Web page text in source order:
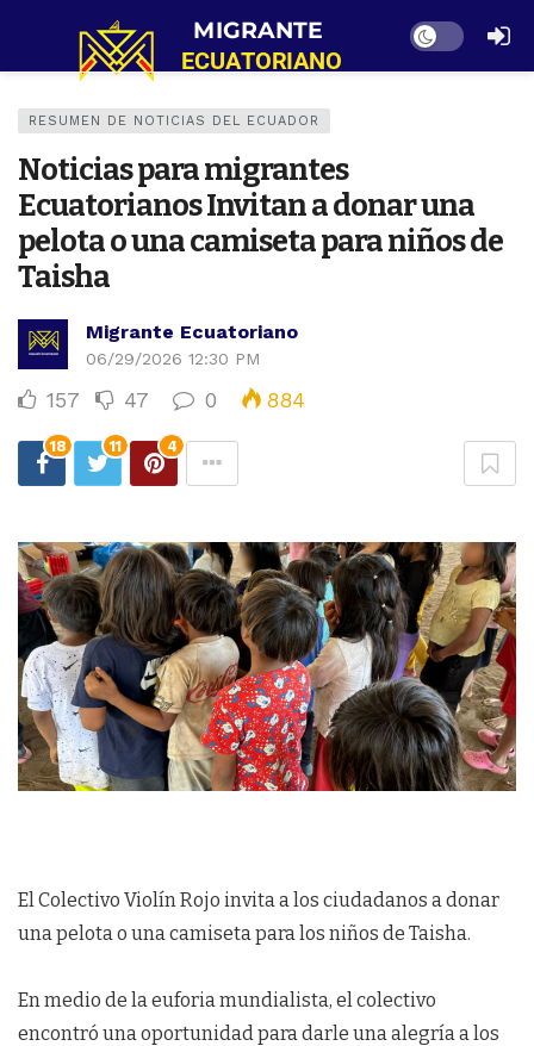
Dark mode
RESUMEN DE NOTICIAS DEL ECUADOR
Noticias para migrantes
Ecuatorianos Invitan a donar una
pelota o una camiseta para niños de
Taisha
Migrante Ecuatoriano
06/29/2026 12:30 PM
157 47 0 884
18 11 4
El Colectivo Violín Rojo invita a los ciudadanos a donar
una pelota o una camiseta para los niños de Taisha.
En medio de la euforia mundialista, el colectivo
encontró una oportunidad para darle una alegría a los